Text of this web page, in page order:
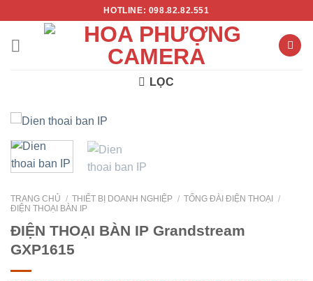
nội
HOTLINE: 098.82.82.551
LỌC
TRANG CHỦ / THIẾT BỊ DOANH NGHIỆP / TỔNG ĐÀI ĐIỆN THOẠI
/
ĐIỆN THOẠI BÀN IP
ĐIỆN THOẠI BÀN IP Grandstream
GXP1615